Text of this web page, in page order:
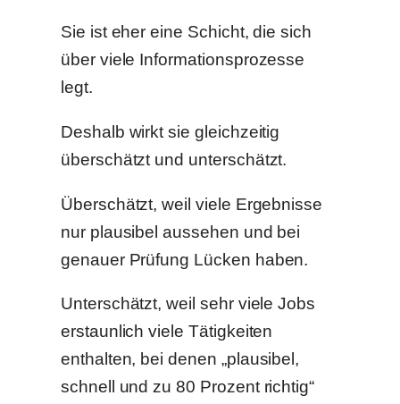
Sie ist eher eine Schicht, die sich
über viele Informationsprozesse
legt.
Deshalb wirkt sie gleichzeitig
überschätzt und unterschätzt.
Überschätzt, weil viele Ergebnisse
nur plausibel aussehen und bei
genauer Prüfung Lücken haben.
Unterschätzt, weil sehr viele Jobs
erstaunlich viele Tätigkeiten
enthalten, bei denen „plausibel,
schnell und zu 80 Prozent richtig“